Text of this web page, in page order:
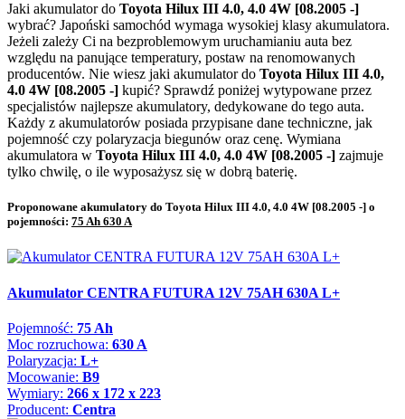
Jaki akumulator do Toyota Hilux III 4.0, 4.0 4W [08.2005 -]
wybrać? Japoński samochód wymaga wysokiej klasy akumulatora.
Jeżeli zależy Ci na bezproblemowym uruchamianiu auta bez
względu na panujące temperatury, postaw na renomowanych
producentów. Nie wiesz jaki akumulator do Toyota Hilux III 4.0,
4.0 4W [08.2005 -] kupić? Sprawdź poniżej wytypowane przez
specjalistów najlepsze akumulatory, dedykowane do tego auta.
Każdy z akumulatorów posiada przypisane dane techniczne, jak
pojemność czy polaryzacja biegunów oraz cenę. Wymiana
akumulatora w Toyota Hilux III 4.0, 4.0 4W [08.2005 -] zajmuje
tylko chwilę, o ile wyposażysz się w dobrą baterię.
Proponowane akumulatory do Toyota Hilux III 4.0, 4.0 4W [08.2005 -] o
pojemności: 75 Ah 630 A
Akumulator CENTRA FUTURA 12V 75AH 630A L+
Pojemność: 75 Ah
Moc rozruchowa: 630 A
Polaryzacja: L+
Mocowanie: B9
Wymiary: 266 x 172 x 223
Producent: Centra